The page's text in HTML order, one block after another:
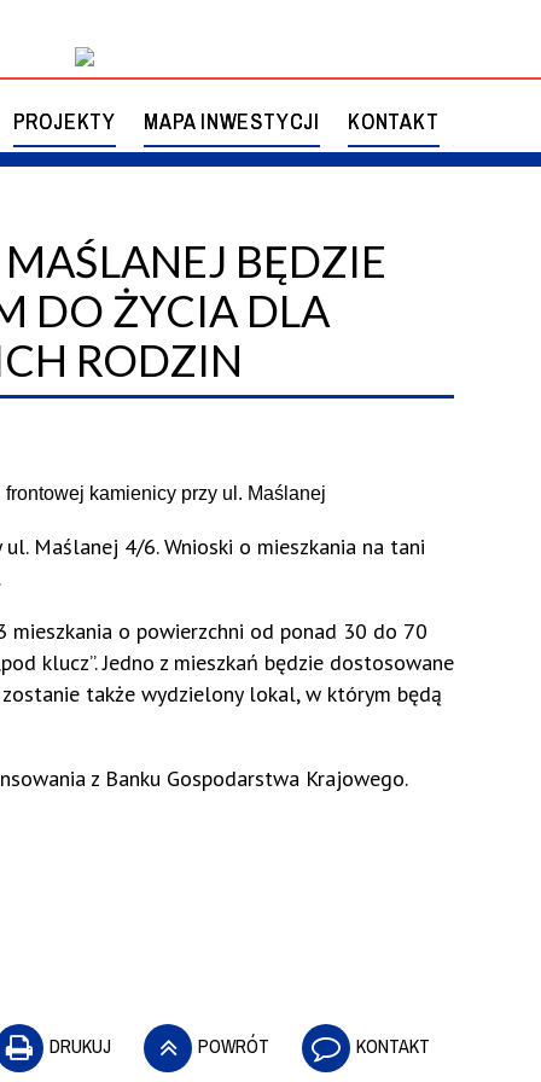
STATUT
KONSULTACJE SPOŁECZNE
UZGODNIENIA OOŚ
PROJEKTY MAPA INWESTYCJI KONTAKT
BĘDZIE
DO ŻYCIA DLA
RODZIN
Maślanej 4/6. Wnioski o mieszkania na tani
o powierzchni od ponad 30 do 70
klucz”. Jedno z mieszkań będzie dostosowane
także wydzielony lokal, w którym będą
z Banku Gospodarstwa Krajowego.
DRUKUJ POWRÓT KONTAKT